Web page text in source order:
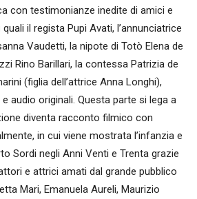
con testimonianze inedite di amici e
il regista Pupi Avati, l’annunciatrice
Vaudetti, la nipote di Totò Elena de
Rino Barillari, la contessa Patrizia de
(figlia dell’attrice Anna Longhi),
audio originali. Questa parte si lega a
diventa racconto filmico con
in cui viene mostrata l’infanzia e
Sordi negli Anni Venti e Trenta grazie
e attrici amati dal grande pubblico
Mari, Emanuela Aureli, Maurizio